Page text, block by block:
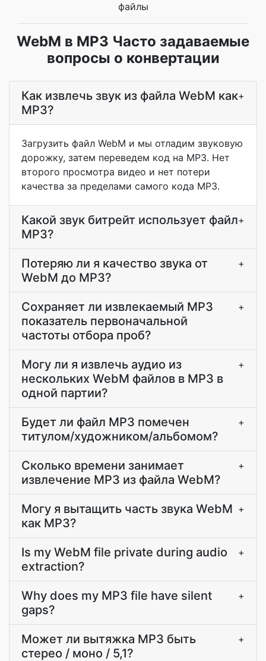
файлы
WebM в MP3 Часто задаваемые
вопросы о конвертации
Как извлечь звук из файла WebM как
MP3?
+
Загрузить файл WebM и мы отладим звуковую
дорожку, затем переведем код на MP3. Нет
второго просмотра видео и нет потери
качества за пределами самого кода MP3.
Какой звук битрейт использует файл
MP3?
+
Потеряю ли я качество звука от
WebM до MP3?
+
Сохраняет ли извлекаемый MP3
показатель первоначальной
частоты отбора проб?
+
Могу ли я извлечь аудио из
нескольких WebM файлов в MP3 в
одной партии?
+
Будет ли файл MP3 помечен
титулом/художником/альбомом?
+
Сколько времени занимает
извлечение MP3 из файла WebM?
+
Могу я вытащить часть звука WebM
как MP3?
+
Is my WebM file private during audio
extraction?
+
Why does my MP3 file have silent
gaps?
+
Может ли вытяжка MP3 быть
стерео / моно / 5,1?
+